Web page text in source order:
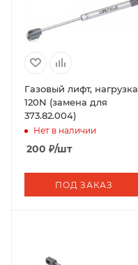
Газовый лифт, нагрузка
120N (замена для
373.82.004)
Нет в наличии
200 ₽/шт
ПОД ЗАКАЗ